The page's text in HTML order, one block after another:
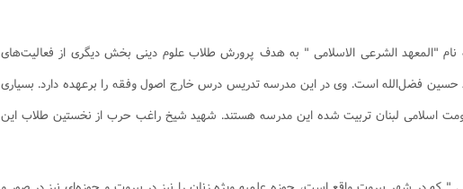
"المعهد الشرعی الاسلامی " به هدف پرورش طلاب علوم دینی بخش دیگری از فعالیت‌های
فضل‌الله است. وی در این مدرسه تدریس درس خارج اصول وفقه را برعهده دارد. بسیاری
اسلامی لبنان تربیت شده این مدرسه هستند. شهید شیخ راغب حرب از نخستین طلاب این